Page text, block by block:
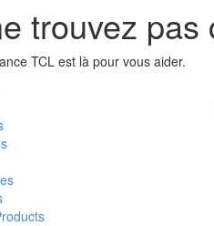
trouvez
TCL est là pour vous aider.